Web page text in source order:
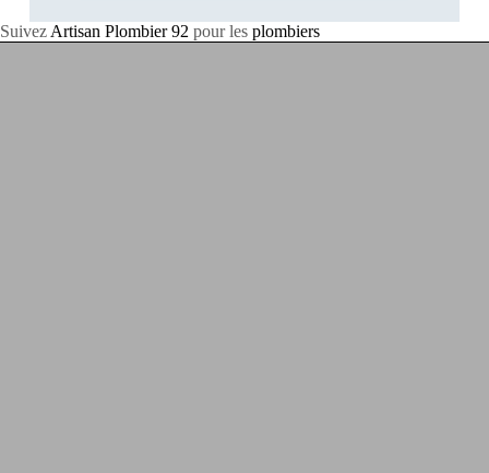
Suivez Artisan Plombier 92 pour les plombiers